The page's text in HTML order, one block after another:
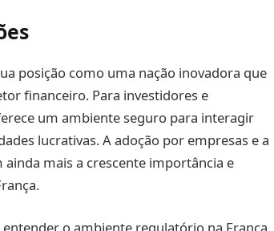
posição como uma nação inovadora que
financeiro. Para investidores e
um ambiente seguro para interagir
lucrativas. A adoção por empresas e a
mais a crescente importância e